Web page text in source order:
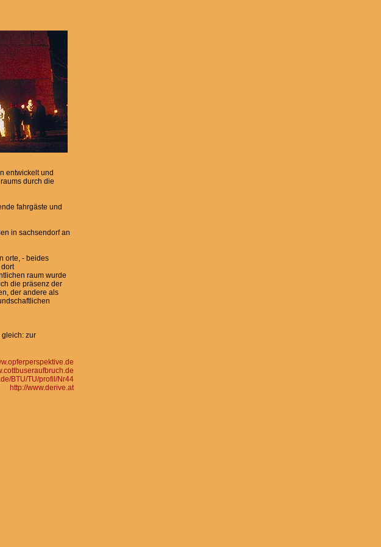
entwickelt und
durch die
fahrgäste und
in sachsendorf an
orte, - beides
raum wurde
die präsenz der
der andere als
zur
BTU/TU/profil/Nr44
http://www.derive.at